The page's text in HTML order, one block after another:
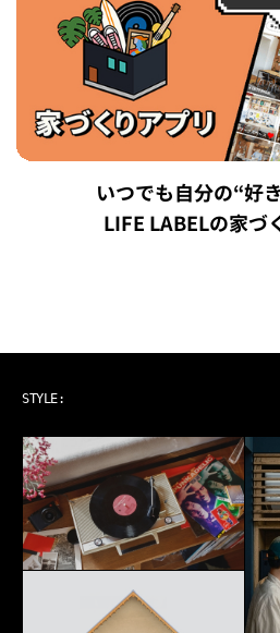
いつでも自分の“好
LIFE LABELの家づ
STYLE: